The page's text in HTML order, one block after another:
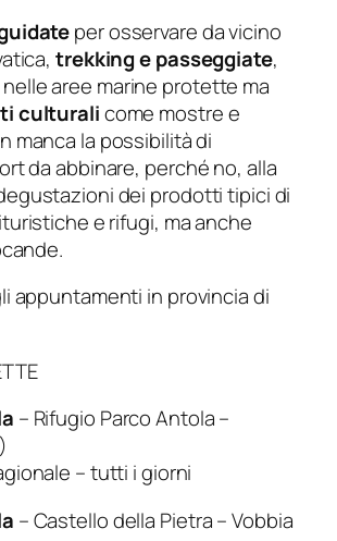
per osservare da vicino
trekking e passeggiate,
nelle aree marine protette ma
culturalicome mostre e
manca la possibilità di
da abbinare, perché no, alla
dei prodotti tipici di
e rifugi, ma anche
appuntamenti in provincia di
– Rifugio Parco Antola –
– tutti i giorni
– Castello della Pietra – Vobbia